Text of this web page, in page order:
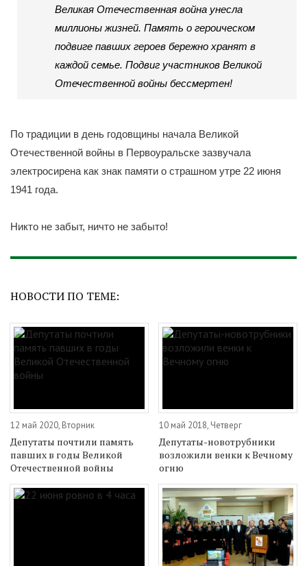
Великая Отечественная война унесла
миллионы жизней. Память о героическом
подвиге павших героев бережно хранят в
каждой семье. Подвиг участников Великой
Отечественной войны бессмертен!
По традиции в день годовщины начала Великой
Отечественной войны в Первоуральске зазвучала
электросирена как знак памяти о страшном утре 22 июня
1941 года.
Никто не забыт, ничто не забыто!
НОВОСТИ ПО ТЕМЕ:
12 май 2020, Вторник
Депутаты почтили память
павших в годы Великой
Отечественной войны
10 май 2018, Четверг
Депутаты-новотрубники
возложили венки к Вечному
огню